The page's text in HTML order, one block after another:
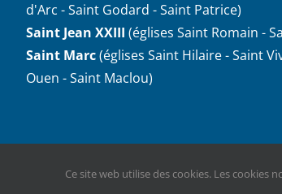
d'Arc - Saint Godard - Saint Patrice)
Saint Jean XXIII (églises Saint Romain -
Saint Marc(églises Saint Hilaire - Saint
Ouen - Saint Maclou)
Ce site web utilise des cookies. Les